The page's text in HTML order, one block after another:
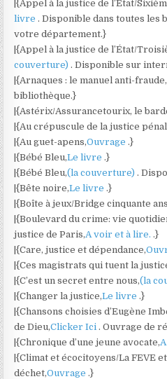
|{Appel à la justice de l’État/
livre . Disponible dans toutes les
votre département.}
|{Appel à la justice de l’État/
couverture) . Disponible sur
|{Arnaques : le manuel anti-fraude,
bibliothèque.}
|{Astérix/Assurancetourix, le
|{Au crépuscule de la justice
|{Au guet-apens,Ouvrage .}
|{Bébé Bleu,Le livre .}
|{Bébé Bleu,(la couverture) .
|{Bête noire,Le livre .}
|{Boîte à jeux/Bridge cinquante
|{Boulevard du crime: vie
justice de Paris,A voir et à lire. .}
|{Care, justice et dépendance,
|{Ces magistrats qui tuent la
|{C’est un secret entre nous,(la
|{Changer la justice,Le livre .}
|{Chansons choisies d’Eugène
de Dieu,Clicker Ici . Ouvrage de
|{Chronique d’une jeune avocate,
|{Climat et écocitoyens/La FEVE
déchet,Ouvrage .}